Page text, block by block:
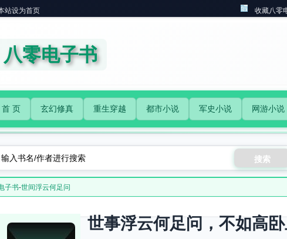
站设为首页 收藏八零
八零电子书
首 页 玄幻修真 重生穿越 都市小说 军史小说 网游小说
搜索
子书-世间浮云何足问
世事浮云何足问，不如高